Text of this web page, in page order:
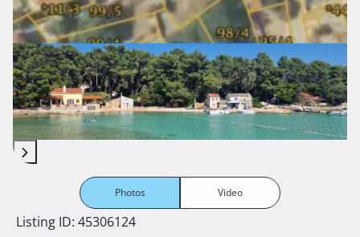
Photos Video
Listing ID: 45306124